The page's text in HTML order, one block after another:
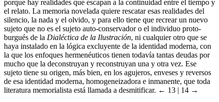
porque hay realidades que escapan a la continuidad entre el tiempo y
el relato. La memoria novelada quiere rescatar esas realidades del
silencio, la nada y el olvido, y para ello tiene que recrear un nuevo
sujeto que no es el sujeto auto-conservador o el individuo proto-
burgués de la Dialéctica de la Ilustración, ni cualquier otro que se
haya instalado en la lógica excluyente de la identidad moderna, con
la que los enfoques hermenéuticos tienen todavía tantas deudas por
mucho que la deconstruyan y reconstruyan una y otra vez. Ese
sujeto tiene su origen, más bien, en los agujeros, enveses y reversos
de esa identidad moderna, homogeneizadora e inmanente, que toda
literatura memorialista está llamada a desmitificar. ← 13 | 14 →